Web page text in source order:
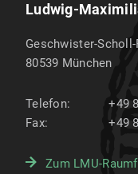
Ludwig-
Geschwister-Scholl-
80539 München
Telefon:
+49
Fax:
+49
Zum LMU-